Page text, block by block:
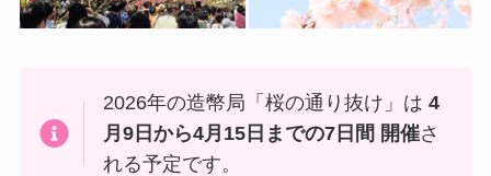
2026年の造幣局「桜の通り抜け」は4
月9日から4月15日までの7日間 開催さ
れる予定です。